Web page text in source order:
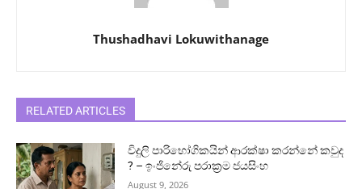
Thushadhavi Lokuwithanage
RELATED ARTICLES
විදුලි පාරිභෝගිකයින් ආරක්ෂා කරන්නේ කවුද
? – ඉංජිනේරු පරාක්‍රම ජයසිංහ
August 9, 2026